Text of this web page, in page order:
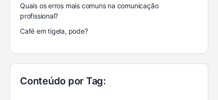
Quais os erros mais comuns na comunicação
profissional?
Café em tigela, pode?
Conteúdo por Tag: